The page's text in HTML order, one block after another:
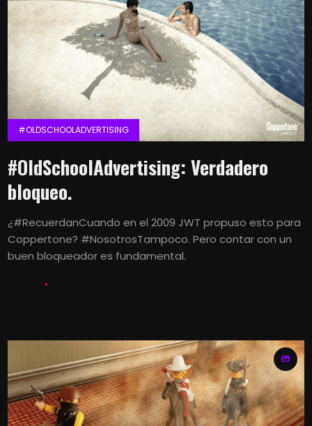
#OLDSCHOOLADVERTISING
#OldSchoolAdvertising: Verdadero
bloqueo.
¿#RecuerdanCuando en el 2009 JWT propuso esto para
Coppertone? #NosotrosTampoco. Pero contar con un
buen bloqueador es fundamental.